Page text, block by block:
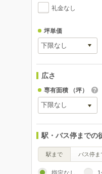
礼金なし
坪単価
広さ
専有面積 （坪）
駅・バス停までの
駅まで バス停ま
指定なし 1